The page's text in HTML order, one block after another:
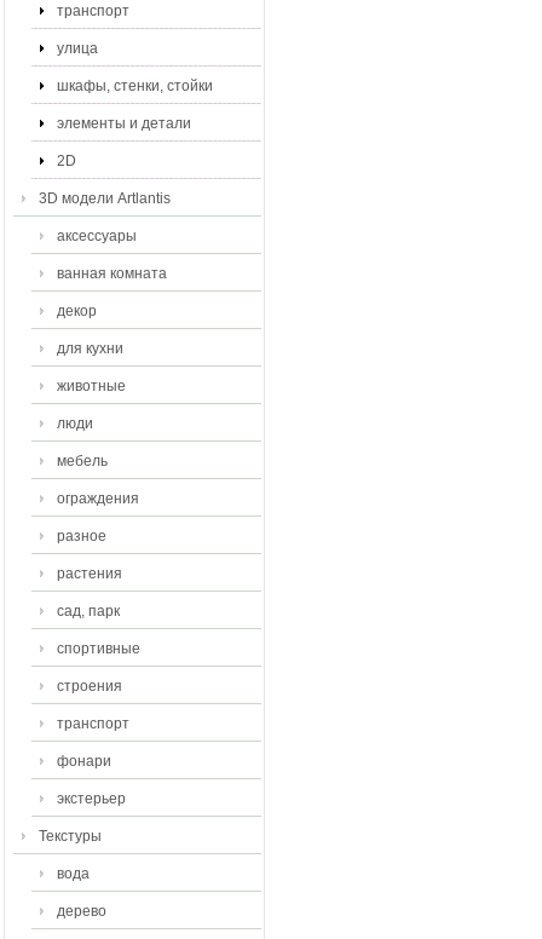
транспорт
улица
шкафы, стенки, стойки
элементы и детали
2D
3D модели Artlantis
аксессуары
ванная комната
декор
для кухни
животные
люди
мебель
ограждения
разное
растения
сад, парк
спортивные
строения
транспорт
фонари
экстерьер
Текстуры
вода
дерево